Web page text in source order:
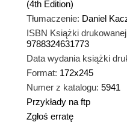
(4th Edition)
Tłumaczenie: Daniel
ISBN Książki
9788324631773
Data wydania książki
Format: 172x245
Numer z katalogu: 5941
Przykłady na ftp
Zgłoś erratę